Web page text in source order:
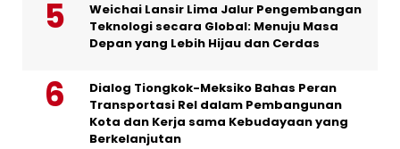
Weichai Lansir Lima Jalur Pengembangan
Teknologi secara Global: Menuju Masa
Depan yang Lebih Hijau dan Cerdas
Dialog Tiongkok-Meksiko Bahas Peran
Transportasi Rel dalam Pembangunan
Kota dan Kerja sama Kebudayaan yang
Berkelanjutan